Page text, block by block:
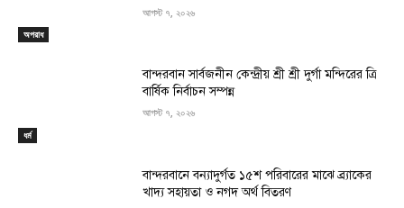
অপরাধ
আগস্ট ৭, ২০২৬
ধর্ম
বান্দরবান সার্বজনীন কেন্দ্রীয় শ্রী শ্রী দুর্গা মন্দিরের ত্রি
বার্ষিক নির্বাচন সম্পন্ন
আগস্ট ৭, ২০২৬
বান্দরবানে বন্যাদুর্গত ১৫শ পরিবারের মাঝে ব্র্যাকের
খাদ্য সহায়তা ও নগদ অর্থ বিতরণ